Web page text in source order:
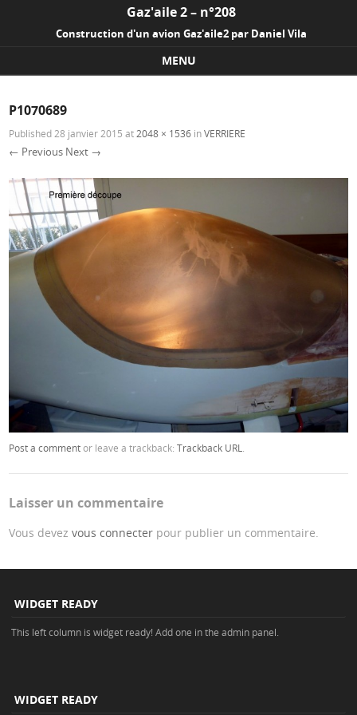
Gaz'aile 2 – n°208
Construction d'un avion Gaz'aile2 par Daniel Vila
MENU
P1070689
Published 28 janvier 2015 at 2048 × 1536 inVERRIERE
← Previous Next →
Post a commentor leave a trackback:Trackback URL
Laisser un commentaire
Vous devezvous connecter pour publier un commentaire.
WIDGET READY
This left column is widget ready! Add one in the admin panel.
WIDGET READY